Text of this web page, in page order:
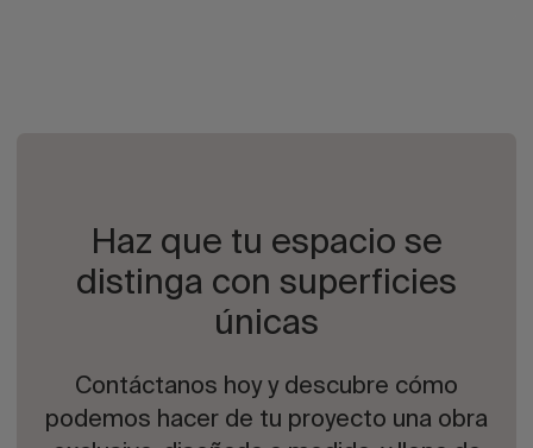
Haz que tu espacio se
distinga con superficies
únicas
Contáctanos hoy y descubre cómo
podemos hacer de tu proyecto una obra